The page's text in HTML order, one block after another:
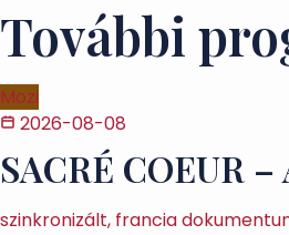
További
Mozi
2026-08-08
SACRÉ COEUR
szinkronizált, francia